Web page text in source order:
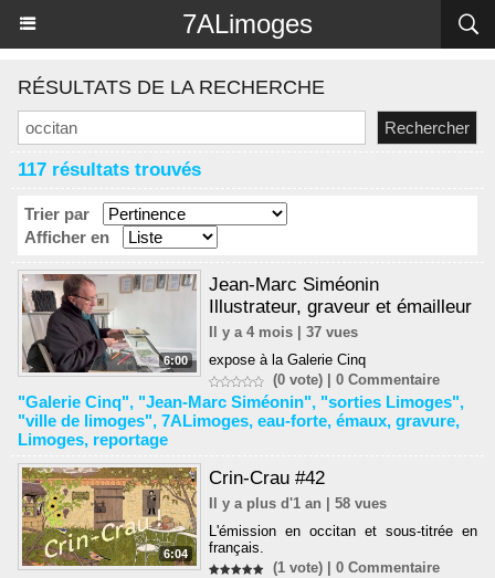
7ALimoges
RÉSULTATS DE LA RECHERCHE
117 résultats trouvés
Trier par
Afficher en
6:00
Jean-Marc Siméonin
Illustrateur, graveur et émailleur
Il y a 4 mois | 37 vues
expose à la Galerie Cinq
(0 vote) |0 Commentaire
"Galerie Cinq", "Jean-Marc Siméonin", "sorties Limoges",
"ville de limoges", 7ALimoges, eau-forte, émaux, gravure,
Limoges, reportage
6:04
Crin-Crau #42
Il y a plus d'1 an | 58 vues
L'émission enoccitan et sous-titrée en
français.
(1 vote) |0 Commentaire